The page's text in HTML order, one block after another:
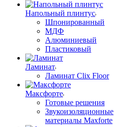
Напольный плинтус
Шпонированный
МДФ
Алюминиевый
Пластиковый
Ламинат
Ламинат Clix Floor
Максфорте
Готовые решения
Звукоизоляционные
материалы Maxforte